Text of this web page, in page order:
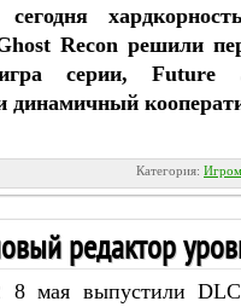
Recon решили
серии, Future
динамичный
Категория:
редактор
8 мая выпустили